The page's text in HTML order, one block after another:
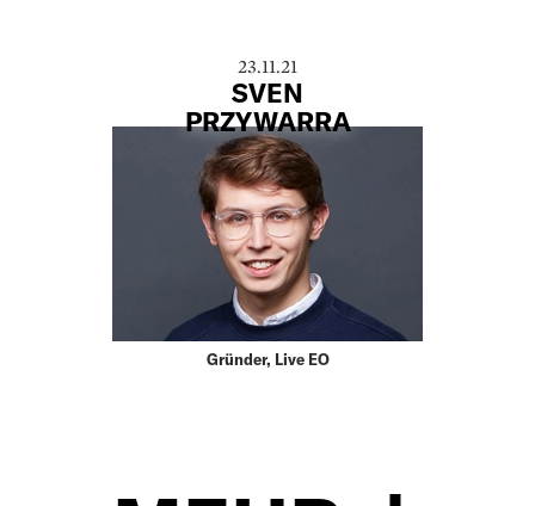
23.11.21
SVEN
PRZYWARRA
Gründer, Live EO